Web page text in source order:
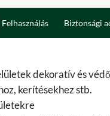
Felhasználás Biztonsági
dekoratív és
kerítésekhez stb.